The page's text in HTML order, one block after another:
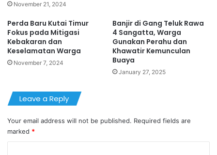
November 21, 2024
Perda Baru Kutai Timur
Fokus pada Mitigasi
Kebakaran dan
Keselamatan Warga
November 7, 2024
Banjir di Gang Teluk Rawa
4 Sangatta, Warga
Gunakan Perahu dan
Khawatir Kemunculan
Buaya
January 27, 2025
Leave a Reply
Your email address will not be published. Required fields are
marked *